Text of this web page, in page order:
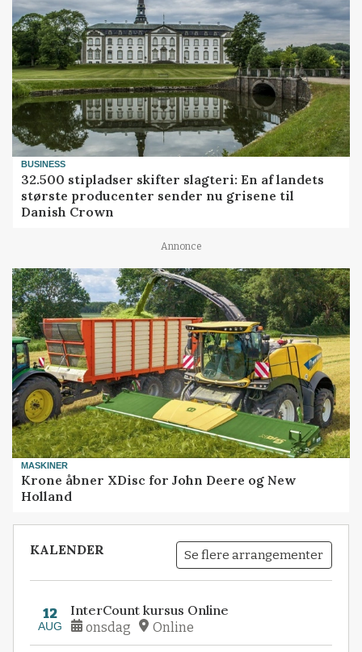
BUSINESS
32.500 stipladser skifter slagteri: En af landets
største producenter sender nu grisene til
Danish Crown
Annonce
MASKINER
Krone åbner XDisc for John Deere og New
Holland
KALENDER Se flere arrangementer
12
AUG
InterCount kursus Online
onsdag Online